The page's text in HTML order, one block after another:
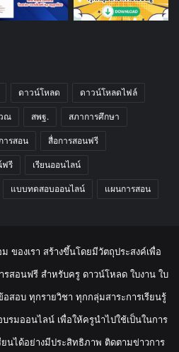
ดาวน์โหลด ดาวน์โหลดไฟล์
ณ สพฐ. สภาการศึกษา
ารสอน สื่อการสอนฟรี
ฟรี เรียนออนไลน์
แบบทดสอบออนไลน์ แผนการสอน
ของเรา สร้างขึ้นโดยมีวัตถุประสงค์เพื่อ
สอนฟรี สำหรับครู ดาวน์โหลด ใบงาน ใบ
สอบ ทุกรายวิชา ทุกกลุ่มสาระการเรียนรู้
รมออนไลน์ เพื่อให้ครูนำไปใช้เป็นในการ
นได้อย่างมีประสิทธิภาพ ติดตามข่าวการ